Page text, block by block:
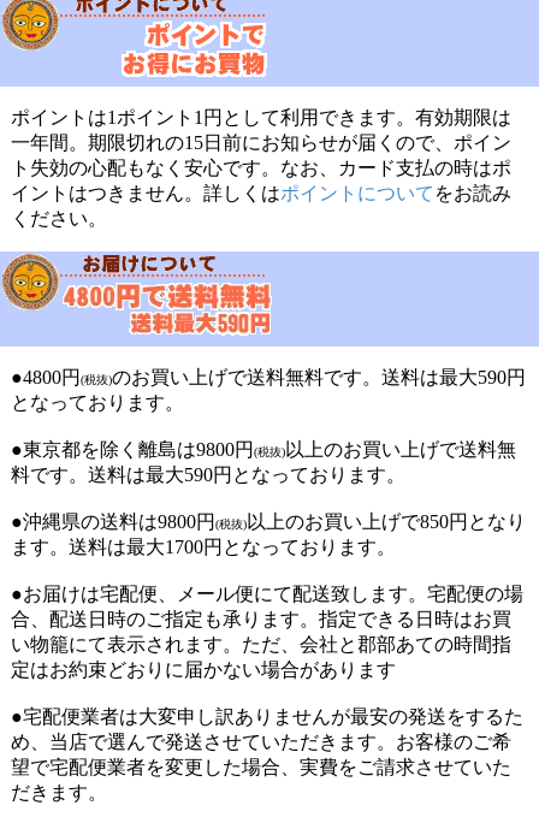
ポイントは1ポイント1円として利用できます。有効期限は
一年間。期限切れの15日前にお知らせが届くので、ポイン
ト失効の心配もなく安心です。なお、カード支払の時はポ
イントはつきません。詳しくはポイントについて をお読み
ください。
●4800円 (税抜)のお買い上げで送料無料です。送料は最大590円
となっております。
●東京都を除く離島は9800円 (税抜)以上のお買い上げで送料無
料です。送料は最大590円となっております。
●沖縄県の送料は9800円 (税抜)以上のお買い上げで850円となり
ます。送料は最大1700円となっております。
●お届けは宅配便、メール便にて配送致します。宅配便の場
合、配送日時のご指定も承ります。指定できる日時はお買
い物籠にて表示されます。ただ、会社と郡部あての時間指
定はお約束どおりに届かない場合があります
●宅配便業者は大変申し訳ありませんが最安の発送をするた
め、当店で選んで発送させていただきます。お客様のご希
望で宅配便業者を変更した場合、実費をご請求させていた
だきます。